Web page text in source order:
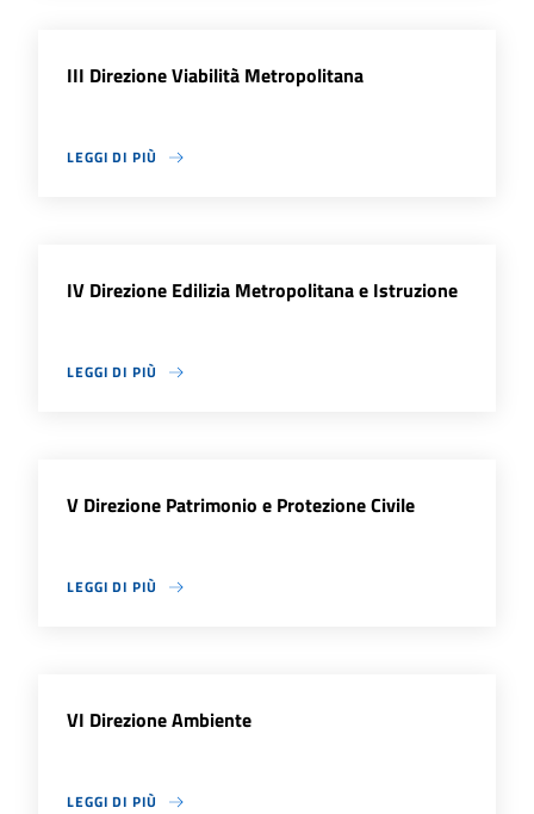
III Direzione Viabilità Metropolitana
LEGGI DI PIÙ
IV Direzione Edilizia Metropolitana e Istruzione
LEGGI DI PIÙ
V Direzione Patrimonio e Protezione Civile
LEGGI DI PIÙ
VI Direzione Ambiente
LEGGI DI PIÙ